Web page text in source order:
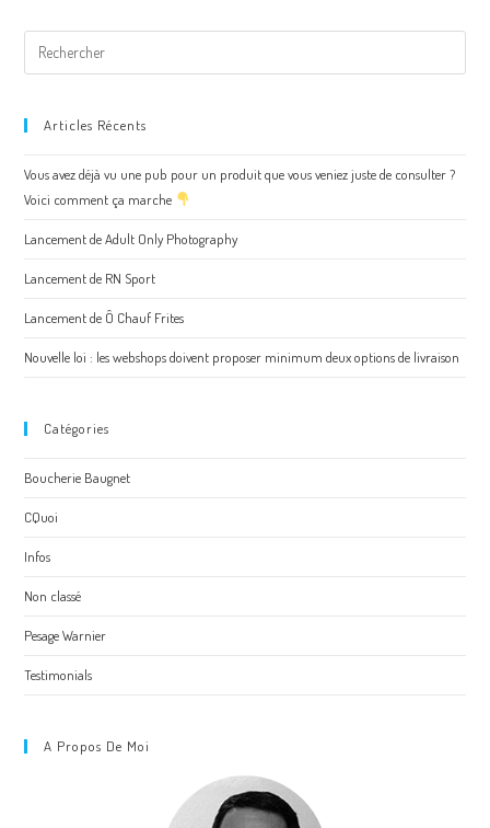
Articles Récents
Vous avez déjà vu une pub pour un produit que vous veniez juste de consulter ?
Voici comment ça marche
Lancement de Adult Only Photography
Lancement de RN Sport
Lancement de Ô Chauf Frites
Nouvelle loi : les webshops doivent proposer minimum deux options de livraison
Catégories
Boucherie Baugnet
CQuoi
Infos
Non classé
Pesage Warnier
Testimonials
A Propos De Moi